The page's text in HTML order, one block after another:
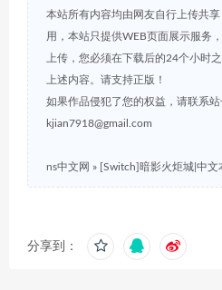
本站所有内容均由网友自行上传共
用，本站只提供WEB页面展示服务
上传，您必须在下载后的24个小时
上述内容。请支持正版！
如果作品侵犯了您的权益，请联系
kjian7918@gmail.com
ns中文网 » [Switch]暗影火炬城|中
分享到：